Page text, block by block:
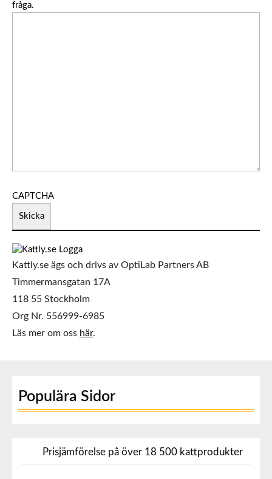
fråga.
CAPTCHA
Skicka
Kattly.se ägs och drivs av OptiLab Partners AB
Timmermansgatan 17A
118 55 Stockholm
Org Nr. 556999-6985
Läs mer om oss här.
Populära Sidor
Prisjämförelse på över 18 500 kattprodukter